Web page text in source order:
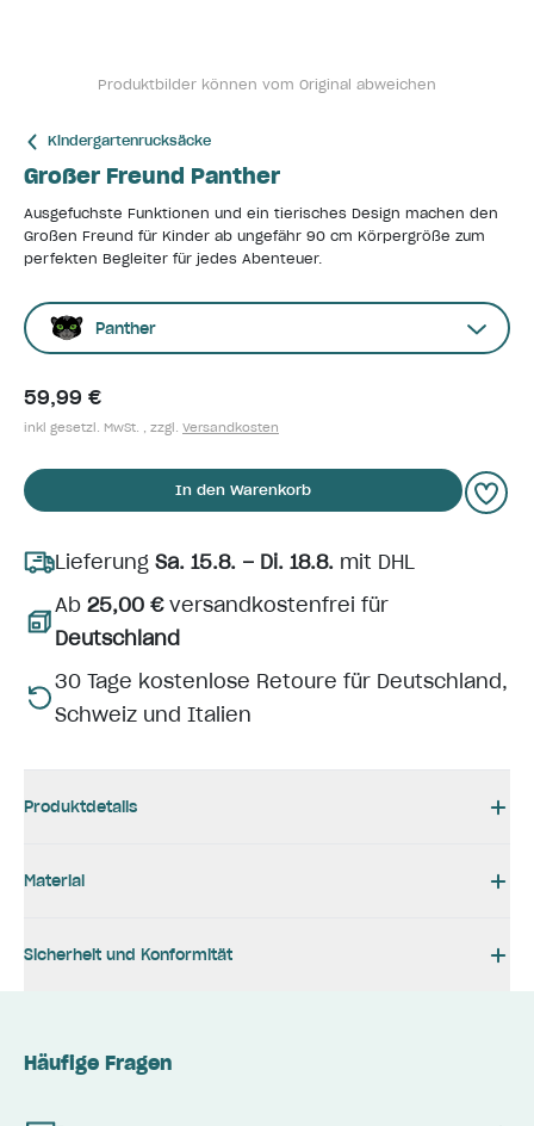
Produktbilder können vom Original abweichen
Kindergartenrucksäcke
Großer Freund Panther
Ausgefuchste Funktionen und ein tierisches Design machen den
Großen Freund für Kinder ab ungefähr 90 cm Körpergröße zum
perfekten Begleiter für jedes Abenteuer.
Panther
59,99 €
inkl gesetzl. MwSt. , zzgl. Versandkosten
In den Warenkorb
Lieferung Sa. 15.8. – Di. 18.8. mit DHL
Ab 25,00 €versandkostenfrei für
Deutschland
30 Tage kostenlose Retoure für Deutschland,
Schweiz und Italien
Produktdetails
Material
Sicherheit und Konformität
Häufige Fragen